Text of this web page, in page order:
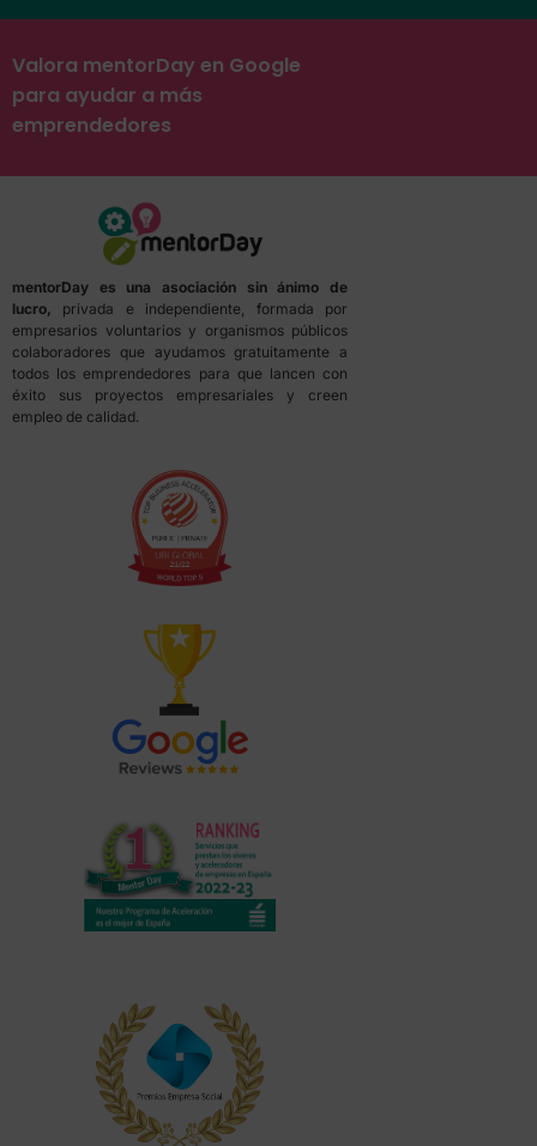
Valora mentorDay en Google
para ayudar a más
emprendedores
mentorDay es una asociación sin ánimo de
lucro, privada e independiente, formada por
empresarios voluntarios y organismos públicos
colaboradores que ayudamos gratuitamente a
todos los emprendedores para que lancen con
éxito sus proyectos empresariales y creen
empleo de calidad.